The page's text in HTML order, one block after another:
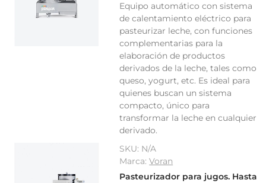
Equipo automático con sistema
de calentamiento eléctrico para
pasteurizar leche, con funciones
complementarias para la
elaboración de productos
derivados de la leche, tales como
queso, yogurt, etc. Es ideal para
quienes buscan un sistema
compacto, único para
transformar la leche en cualquier
derivado.
SKU: N/A
Marca:Voran
Pasteurizador para jugos. Hasta